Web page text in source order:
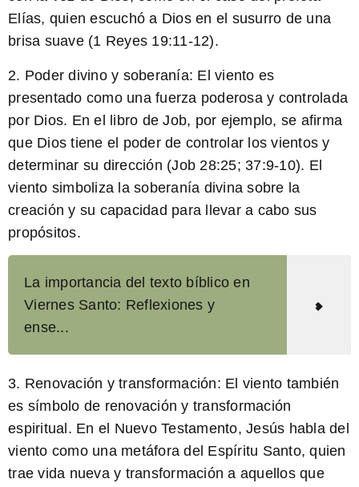
Elías, quien escuchó a Dios en el susurro de una
brisa suave (1 Reyes 19:11-12).
2. Poder divino y soberanía: El viento es
presentado como una fuerza poderosa y controlada
por Dios. En el libro de Job, por ejemplo, se afirma
que Dios tiene el poder de controlar los vientos y
determinar su dirección (Job 28:25; 37:9-10). El
viento simboliza la soberanía divina sobre la
creación y su capacidad para llevar a cabo sus
propósitos.
La importancia del texto bíblico en
Viernes Santo: Reflexiones y
ense...
3. Renovación y transformación: El viento también
es símbolo de renovación y transformación
espiritual. En el Nuevo Testamento, Jesús habla del
viento como una metáfora del Espíritu Santo, quien
trae vida nueva y transformación a aquellos que